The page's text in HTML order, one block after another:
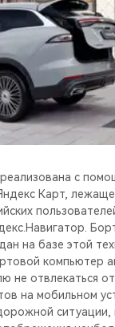
с
Карт,
на базе этой
компьютер
не отвлекаться
на мобильном